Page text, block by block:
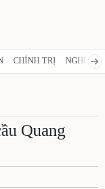
CHÍNH TRỊ NGHỊ
Quang